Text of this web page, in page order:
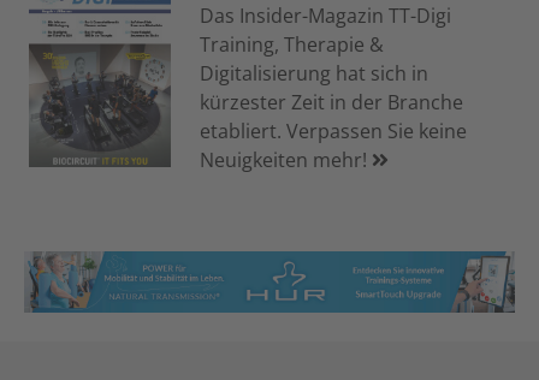
Das Insider-Magazin TT-Digi
Training, Therapie &
Digitalisierung hat sich in
kürzester Zeit in der Branche
etabliert. Verpassen Sie keine
Neuigkeiten mehr!